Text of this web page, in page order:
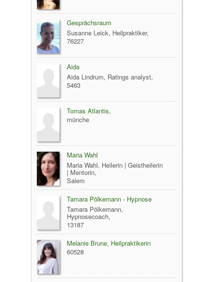
Gesprächsraum
Susanne Leick, Heilpraktiker,
76227
Aida
Aida Lindrum, Ratings analyst,
5463
Tomas Atlantis,
münche
Maria Wahl
Maria Wahl, Heilerin | Geistheilerin
| Mentorin,
Salem
Tamara Pölkemann - Hypnose
Tamara Pölkemann,
Hypnosecoach,
13187
Melanie Brune, Heilpraktikerin
60528